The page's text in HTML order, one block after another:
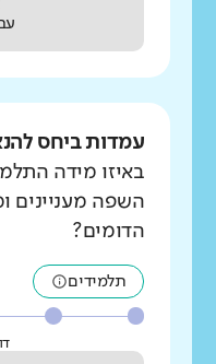
עמדות ביחס
באיזו מידה
השפה מעניינים
הדומים?
תלמידים